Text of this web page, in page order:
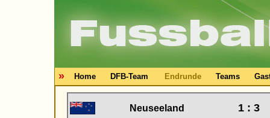
» Home DFB-Team Endrunde Teams
Neuseeland 1 : 3